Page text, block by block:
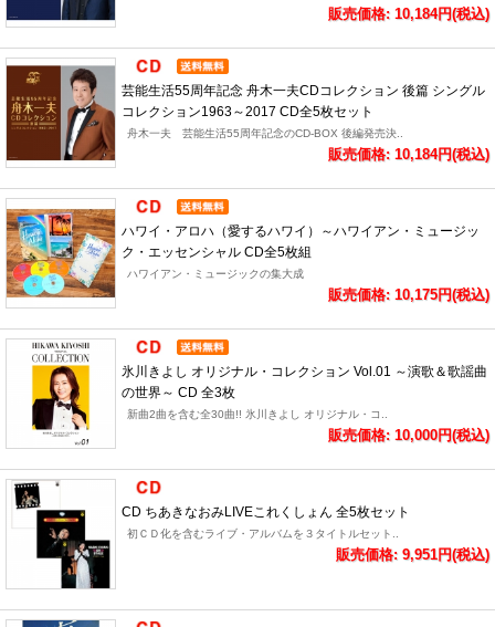
販売価格: 10,184円(税込)
芸能生活55周年記念 舟木一夫CDコレクション 後篇 シングル
コレクション1963～2017 CD全5枚セット
舟木一夫 芸能生活55周年記念のCD-BOX 後編発売決..
販売価格: 10,184円(税込)
ハワイ・アロハ（愛するハワイ）～ハワイアン・ミュージッ
ク・エッセンシャル CD全5枚組
ハワイアン・ミュージックの集大成
販売価格: 10,175円(税込)
氷川きよし オリジナル・コレクション Vol.01 ～演歌＆歌謡曲
の世界～ CD 全3枚
新曲2曲を含む全30曲!! 氷川きよし オリジナル・コ..
販売価格: 10,000円(税込)
CD ちあきなおみLIVEこれくしょん 全5枚セット
初ＣＤ化を含むライブ・アルバムを３タイトルセット..
販売価格: 9,951円(税込)